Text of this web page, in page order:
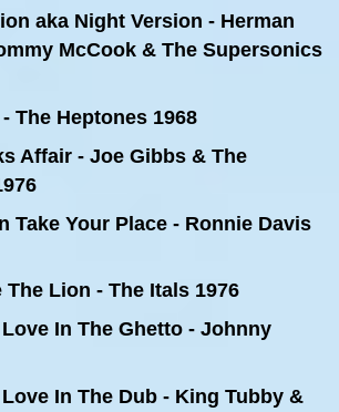
aka Night Version - Herman
McCook & The Supersonics
The Heptones 1968
Affair - Joe Gibbs & The
Take Your Place - Ronnie Davis
The Lion - The Itals 1976
In The Ghetto - Johnny
In The Dub - King Tubby &